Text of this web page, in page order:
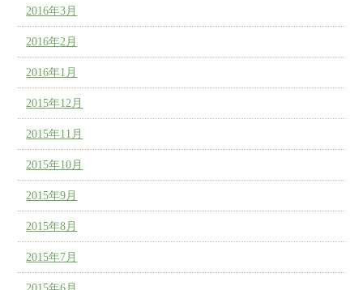
2016年3月
2016年2月
2016年1月
2015年12月
2015年11月
2015年10月
2015年9月
2015年8月
2015年7月